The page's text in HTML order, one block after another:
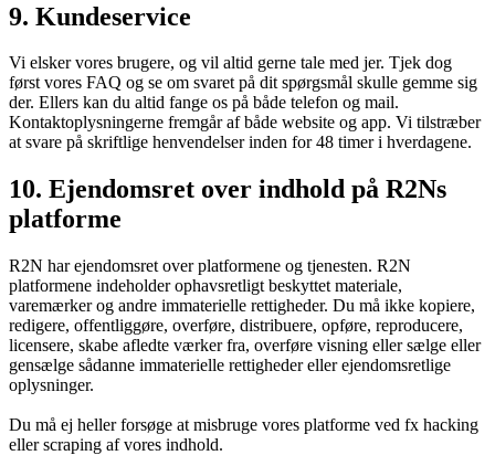
9. Kundeservice
Vi elsker vores brugere, og vil altid gerne tale med jer. Tjek dog
først vores FAQ og se om svaret på dit spørgsmål skulle gemme sig
der. Ellers kan du altid fange os på både telefon og mail.
Kontaktoplysningerne fremgår af både website og app. Vi tilstræber
at svare på skriftlige henvendelser inden for 48 timer i hverdagene.
10. Ejendomsret over indhold på R2Ns
platforme
R2N har ejendomsret over platformene og tjenesten. R2N
platformene indeholder ophavsretligt beskyttet materiale,
varemærker og andre immaterielle rettigheder. Du må ikke kopiere,
redigere, offentliggøre, overføre, distribuere, opføre, reproducere,
licensere, skabe afledte værker fra, overføre visning eller sælge eller
gensælge sådanne immaterielle rettigheder eller ejendomsretlige
oplysninger.
Du må ej heller forsøge at misbruge vores platforme ved fx hacking
eller scraping af vores indhold.